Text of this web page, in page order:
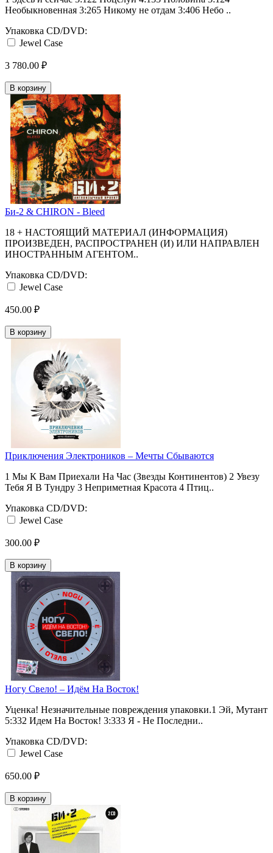
Необыкновенная 3:265 Никому не отдам 3:406 Небо ..
Упаковка CD/DVD:
Jewel Case
3 780.00 ₽
В корзину
Би-2 & CHIRON - Bleed
18 + НАСТОЯЩИЙ МАТЕРИАЛ (ИНФОРМАЦИЯ)
ПРОИЗВЕДЕН, РАСПРОСТРАНЕН (И) ИЛИ НАПРАВЛЕН
ИНОСТРАННЫМ АГЕНТОМ..
Упаковка CD/DVD:
Jewel Case
450.00 ₽
В корзину
Приключения Электроников ‎– Мечты Сбываются
1 Мы К Вам Приехали На Час (Звезды Континентов) 2 Увезу
Тебя Я В Тундру 3 Неприметная Красота 4 Птиц..
Упаковка CD/DVD:
Jewel Case
300.00 ₽
В корзину
Ногу Свело! ‎– Идём На Восток!
Уценка! Незначительные повреждения упаковки.1 Эй, Мутант
5:332 Идем На Восток! 3:333 Я - Не Последни..
Упаковка CD/DVD:
Jewel Case
650.00 ₽
В корзину